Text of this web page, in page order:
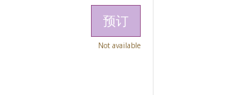
预订
Not available